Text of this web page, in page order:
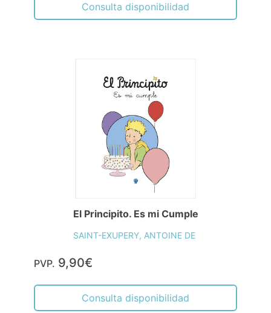
Consulta disponibilidad
El Principito. Es mi Cumple
SAINT-EXUPERY, ANTOINE DE
PVP. 9,90€
Consulta disponibilidad